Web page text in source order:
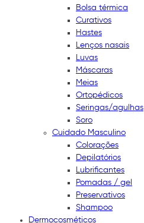
Bolsa térmica
Curativos
Hastes
Lenços nasais
Luvas
Máscaras
Meias
Ortopédicos
Seringas/agulhas
Soro
Cuidado Masculino
Colorações
Depilatórios
Lubrificantes
Pomadas / gel
Preservativos
Shampoo
Dermocosméticos